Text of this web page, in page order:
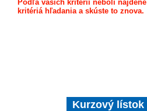
Podľa vašich kritérií neboli
kritériá hľadania a skúste to znova.
Kurzový lístok